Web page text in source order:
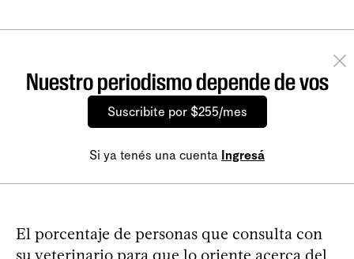
Nuestro periodismo depende de vos
Suscribite por $255/mes
Si ya tenés una cuenta Ingresá
El porcentaje de personas que consulta con
su veterinario para que lo oriente acerca del